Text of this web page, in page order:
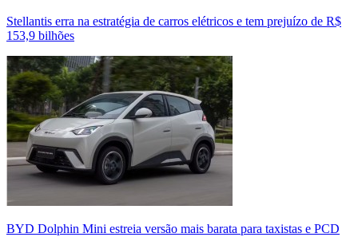
Stellantis erra na estratégia de carros elétricos e tem prejuízo de R$
153,9 bilhões
BYD Dolphin Mini estreia versão mais barata para taxistas e PCD